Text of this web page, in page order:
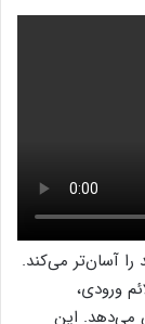
آسان‌تر می‌کند.
ورودی،
می‌دهد. این